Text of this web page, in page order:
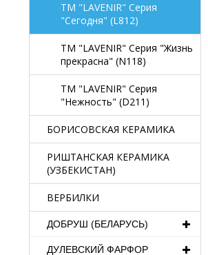
TM "LAVENIR" Серия
"Сегодня" (L812)
TM "LAVENIR" Серия "Жизнь
прекрасна" (N118)
TM "LAVENIR" Серия
"Нежность" (D211)
БОРИСОВСКАЯ КЕРАМИКА
РИШТАНСКАЯ КЕРАМИКА
(УЗБЕКИСТАН)
ВЕРБИЛКИ
ДОБРУШ (БЕЛАРУСЬ)
ДУЛЕВСКИЙ ФАРФОР